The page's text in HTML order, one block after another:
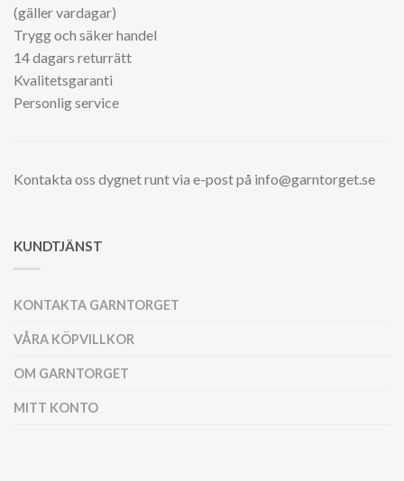
(gäller vardagar)
Trygg och säker handel
14 dagars returrätt
Kvalitetsgaranti
Personlig service
Kontakta oss dygnet runt via e-post på info@garntorget.se
KUNDTJÄNST
KONTAKTA GARNTORGET
VÅRA KÖPVILLKOR
OM GARNTORGET
MITT KONTO